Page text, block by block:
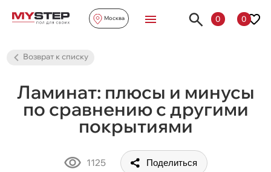
Москва 0 0
Возврат к списку
Ламинат: плюсы и минусы
по сравнению с другими
покрытиями
1125 Поделиться